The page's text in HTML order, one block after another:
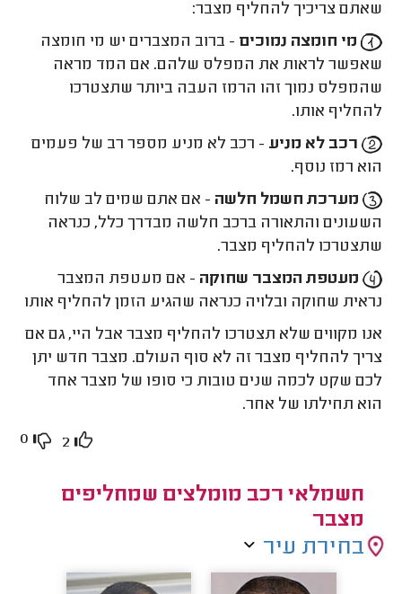
שאתם צריכיך להחליף מצבר:
מי חומצה נמוכים - ברוב המצברים יש מי חומצה
שאפשר לראות את המפלס שלהם. אם המד מראה
שהמפלס נמוך זהו הרמז העבה ביותר שתצטרכו
להחליף אותו.
רכב לא מניע - רכב לא מניע מספר רב של פעמים
הוא רמז נוסף.
מערכת חשמל חלשה - אם אתם שמים לב שלוח
השעונים והתאורה ברכב חלשה מבדרך כלל, כנראה
שתצטרכו להחליף מצבר.
מעטפת המצבר שחוקה - אם מעטפת המצבר
נראית שחוקה ובלויה כנראה שהגיע הזמן להחליף אותו
אנו מקווים שלא תצטרכו להחליף מצבר אבל היי, גם אם
צריך להחליף מצבר זה לא סוף העולם. מצבר חדש יתן
לכם שקט לכמה שנים טובות כי סופו של מצבר אחד
הוא תחילתו של אחר.
2
0
חשמלאי רכב מומלצים שמחליפים
מצבר
בחירת עיר